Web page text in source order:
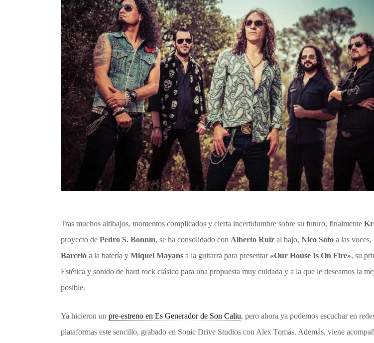
Tras muchos altibajos, momentos complicados y cierta incertidumbre sobre su futuro, finalmente
proyecto de Pedro S. Bonnín, se ha consolidado con Alberto Ruiz al bajo, Nico Soto a las voces,
Barceló a la batería y Miquel Mayans a la guitarra para presentar «Our House Is On Fire», su
Estética y sonido de hard rock clásico para una propuesta muy cuidada y a la que le deseamos la
posible.
Ya hicieron un pre-estreno en Es Generador de Son Caliu, pero ahora ya podemos escuchar en
plataformas este sencillo, grabado en Sonic Drive Studios con Alex Tomás. Además, viene